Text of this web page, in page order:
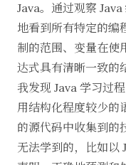
Java。通过观察
地看到所有特定的编
制的范围、变量在使
达式具有清晰一致的
我发现 Java 学习过
用结构化程度较少的
的源代码中收集到的
无法学到的，比如以